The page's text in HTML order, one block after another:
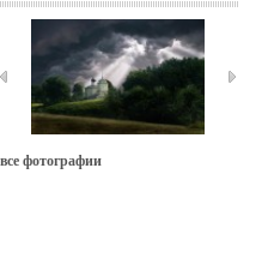
все фотографии